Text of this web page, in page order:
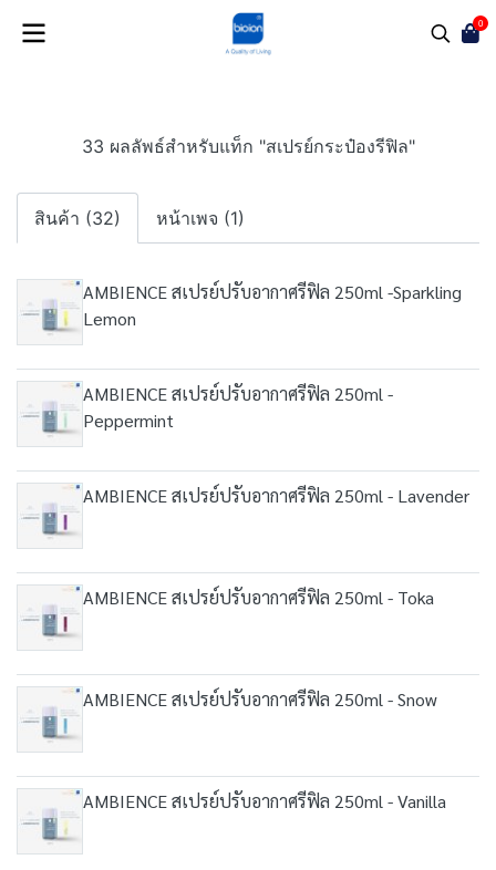
0
33 ผลลัพธ์สำหรับแท็ก "สเปรย์กระป๋องรีฟิล"
สินค้า (32) หน้าเพจ (1)
AMBIENCE สเปรย์ปรับอากาศรีฟิล 250ml -Sparkling
Lemon
AMBIENCE สเปรย์ปรับอากาศรีฟิล 250ml -
Peppermint
AMBIENCE สเปรย์ปรับอากาศรีฟิล 250ml - Lavender
AMBIENCE สเปรย์ปรับอากาศรีฟิล 250ml - Toka
AMBIENCE สเปรย์ปรับอากาศรีฟิล 250ml - Snow
AMBIENCE สเปรย์ปรับอากาศรีฟิล 250ml - Vanilla